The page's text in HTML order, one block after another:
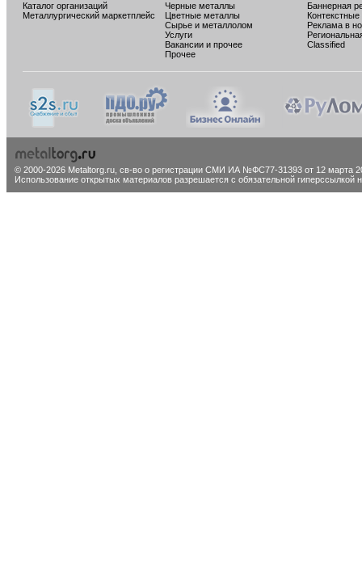
Каталог организаций
Металлургический маркетплейс
Черные металлы
Цветные металлы
Сырье и металлолом
Услуги
Вакансии и прочее
Прочее
Баннерная
Реклама в
Classified
© 2000-2026 Metaltorg.ru, св-во о регистрации СМИ ИА №ФС77-31393 от 12 марта
Использование открытых материалов разрешается с обязательной гиперссылкой